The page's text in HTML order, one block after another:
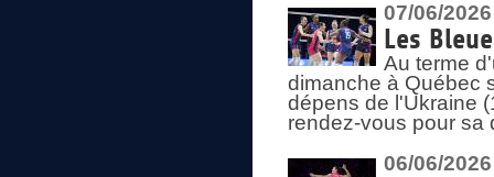
07/06/2026
Les
Au terme
dimanche à Québec
dépens de l'Ukraine
rendez-vous pour sa
06/06/2026